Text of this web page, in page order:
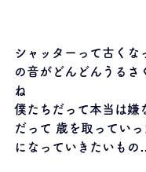
シャッターって古くな
の音がどんどんうるさ
ね
僕たちだって本当は嫌
だって 歳を取ってい
になっていきたいもの…